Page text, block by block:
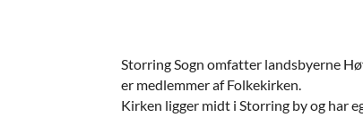
Storring Sogn omfatter landsbyerne
er medlemmer af Folkekirken.
Kirken ligger midt i Storring by og har